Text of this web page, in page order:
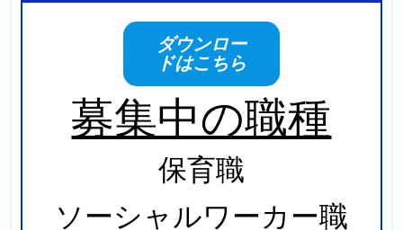
ダウンロー
ドはこちら
募集中の職種
保育職
ソーシャルワーカー職